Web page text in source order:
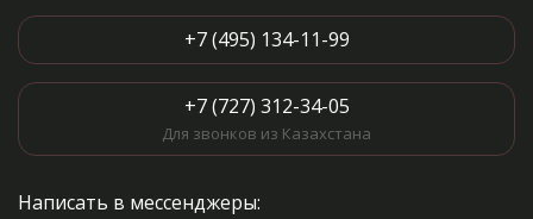
+7 (495) 134-11-99
+7 (727) 312-34-05
Для звонков из Казахстана
Написать в мессенджеры: